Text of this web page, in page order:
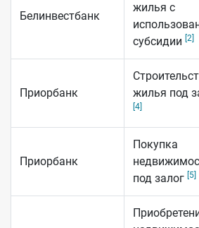
Белинвестбанк
жилья с
субсидии [2]
Приорбанк
жилья под
[4]
Приорбанк
Покупка
под залог [5]